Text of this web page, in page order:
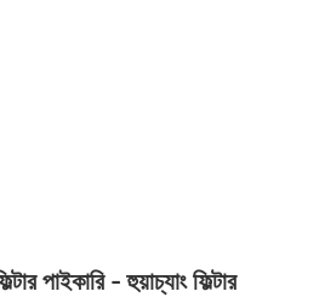
পাইকারি - হুয়াচ্যাং ফিল্টার